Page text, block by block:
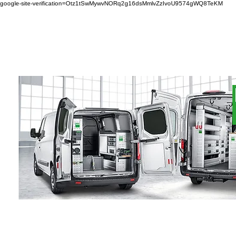
google-site-verification=Otz1tSwMywvNORq2g16dsMmlvZzIvoU9574gWQ8TeKM